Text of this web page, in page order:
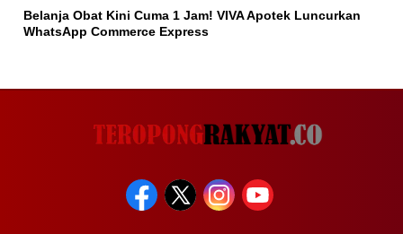
Belanja Obat Kini Cuma 1 Jam! VIVA Apotek Luncurkan
WhatsApp Commerce Express